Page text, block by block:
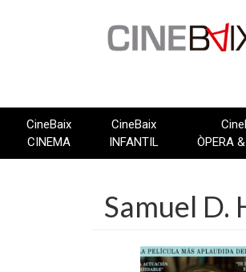
CineBaix
CINEMA
CineBaix
INFANTIL
ÒPERA
Samuel D.